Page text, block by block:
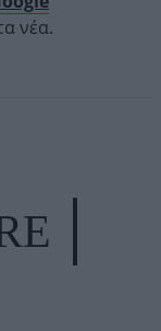
νέα.